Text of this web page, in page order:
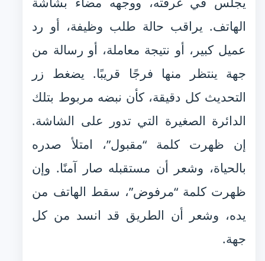
الهاتف. يراقب حالة طلب وظيفة، أو رد
عميل كبير، أو نتيجة معاملة، أو رسالة من
جهة ينتظر منها فرجًا قريبًا. يضغط زر
التحديث كل دقيقة، كأن نبضه مربوط بتلك
الدائرة الصغيرة التي تدور على الشاشة.
إن ظهرت كلمة “مقبول”، امتلأ صدره
بالحياة، وشعر أن مستقبله صار آمنًا. وإن
ظهرت كلمة “مرفوض”، سقط الهاتف من
يده، وشعر أن الطريق قد انسد من كل
جهة.